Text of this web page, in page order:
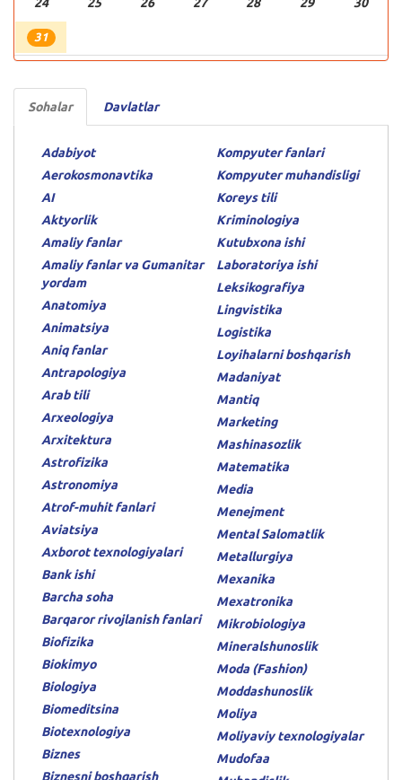
31
Sohalar Davlatlar
Adabiyot
Aerokosmonavtika
AI
Aktyorlik
Amaliy fanlar
Amaliy fanlar va Gumanitar
yordam
Anatomiya
Animatsiya
Aniq fanlar
Antrapologiya
Arab tili
Arxeologiya
Arxitektura
Astrofizika
Astronomiya
Atrof-muhit fanlari
Aviatsiya
Axborot texnologiyalari
Bank ishi
Barcha soha
Barqaror rivojlanish fanlari
Biofizika
Biokimyo
Biologiya
Biomeditsina
Biotexnologiya
Biznes
Biznesni boshqarish
Kompyuter fanlari
Kompyuter muhandisligi
Koreys tili
Kriminologiya
Kutubxona ishi
Laboratoriya ishi
Leksikografiya
Lingvistika
Logistika
Loyihalarni boshqarish
Madaniyat
Mantiq
Marketing
Mashinasozlik
Matematika
Media
Menejment
Mental Salomatlik
Metallurgiya
Mexanika
Mexatronika
Mikrobiologiya
Mineralshunoslik
Moda (Fashion)
Moddashunoslik
Moliya
Moliyaviy texnologiyalar
Mudofaa